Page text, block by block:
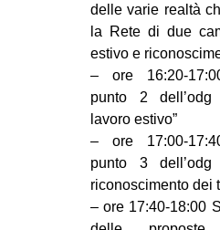
delle varie realtà
la Rete di due
estivo e
– ore 16:20-
punto 2 dell’odg
lavoro estivo”
– ore 17:00-
punto 3 dell’odg
riconoscimento dei
– ore 17:40-18:00